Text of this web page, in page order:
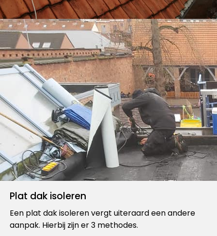
Plat dak isoleren
Een plat dak isoleren vergt uiteraard een andere
aanpak. Hierbij zijn er 3 methodes.